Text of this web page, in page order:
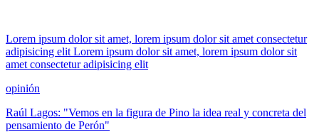
Lorem ipsum dolor sit amet, lorem ipsum dolor sit amet consectetur
adipisicing elit Lorem ipsum dolor sit amet, lorem ipsum dolor sit
amet consectetur adipisicing elit
opinión
Raúl Lagos: "Vemos en la figura de Pino la idea real y concreta del
pensamiento de Perón"